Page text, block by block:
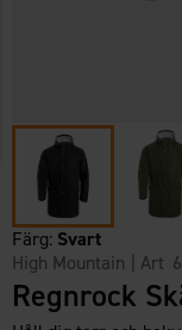
Färg: Svart
High Mountain
| Art
Regnrock